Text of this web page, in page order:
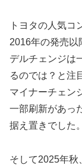
トヨタの人気コ
2016年の発売以
デルチェンジは
るのでは？と注
マイナーチェン
一部刷新があっ
据え置きでした。
そして2025年秋